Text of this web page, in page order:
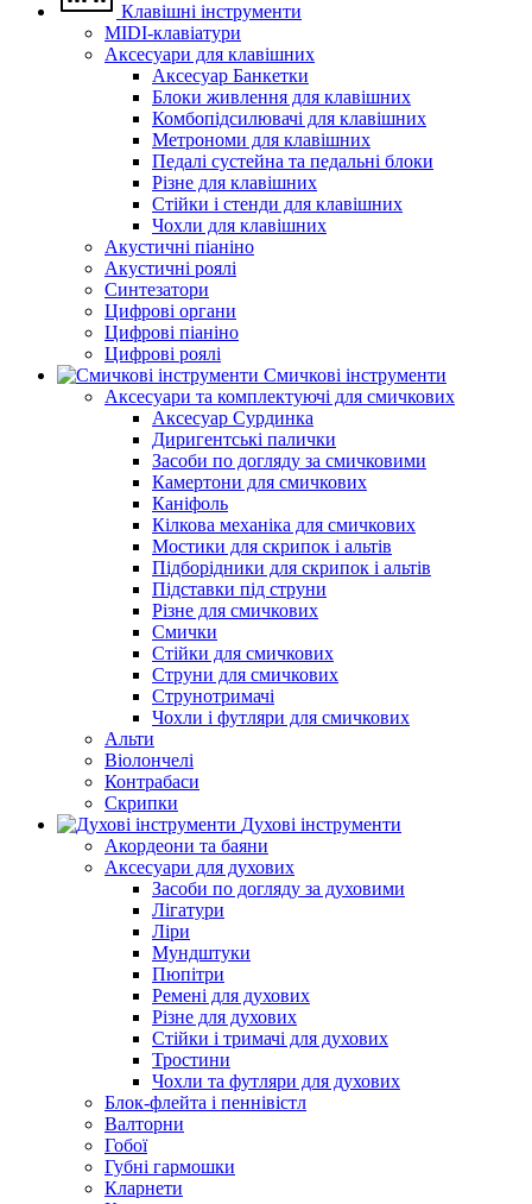
Клавішні інструменти
MIDI-клавіатури
Аксесуари для клавішних
Аксесуар Банкетки
Блоки живлення для клавішних
Комбопідсилювачі для клавішних
Метрономи для клавішних
Педалі сустейна та педальні блоки
Різне для клавішних
Стійки і стенди для клавішних
Чохли для клавішних
Акустичні піаніно
Акустичні роялі
Синтезатори
Цифрові органи
Цифрові піаніно
Цифрові роялі
Смичкові інструменти
Аксесуари та комплектуючі для смичкових
Аксесуар Сурдинка
Диригентські палички
Засоби по догляду за смичковими
Камертони для смичкових
Каніфоль
Кілкова механіка для смичкових
Мостики для скрипок і альтів
Підборiдники для скрипок і альтів
Підставки під струни
Різне для смичкових
Смички
Стійки для смичкових
Струни для смичкових
Струнотримачі
Чохли і футляри для смичкових
Альти
Віолончелі
Контрабаси
Скрипки
Духові інструменти
Акордеони та баяни
Аксесуари для духових
Засоби по догляду за духовими
Лігатури
Ліри
Мундштуки
Пюпітри
Ремені для духових
Різне для духових
Стійки і тримачі для духових
Тростини
Чохли та футляри для духових
Блок-флейта і пеннівістл
Валторни
Гобої
Губні гармошки
Кларнети